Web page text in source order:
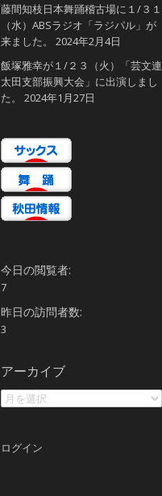
藤間知枝日本舞踊稽古場に１/３１
（水）ABSラジオ「ラジパル」が
来ました。
2024年2月4日
飯塚雅幸が１/２３（火）「芸文連
太田支部振興大会」に出演しまし
た。
2024年1月27日
今日の閲覧者:
7
昨日の訪問者数:
3
アーカイブ
ア
ー
カ
ログイン